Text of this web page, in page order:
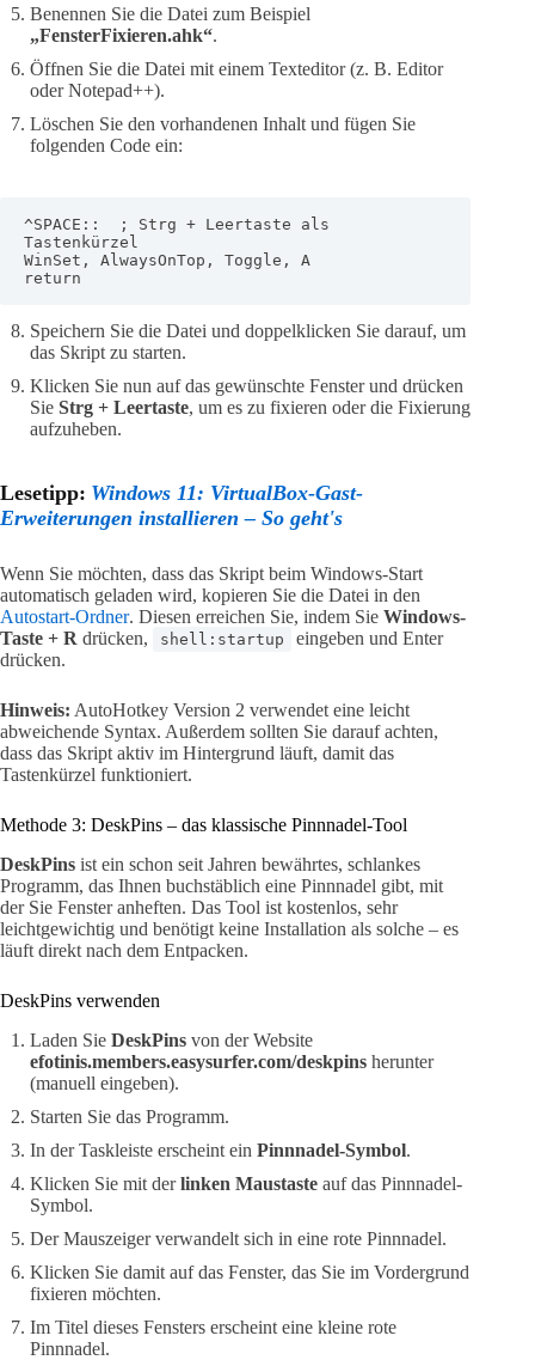
Benennen Sie die Datei zum Beispiel
„FensterFixieren.ahk“.
Öffnen Sie die Datei mit einem Texteditor (z. B. Editor
oder Notepad++).
Löschen Sie den vorhandenen Inhalt und fügen Sie
folgenden Code ein:
^SPACE::  ; Strg + Leertaste als
Tastenkürzel
WinSet, AlwaysOnTop, Toggle, A
return
Speichern Sie die Datei und doppelklicken Sie darauf, um
das Skript zu starten.
Klicken Sie nun auf das gewünschte Fenster und drücken
Sie Strg + Leertaste, um es zu fixieren oder die Fixierung
aufzuheben.
Lesetipp: Windows 11: VirtualBox-Gast-
Erweiterungen installieren – So geht's
Wenn Sie möchten, dass das Skript beim Windows-Start
automatisch geladen wird, kopieren Sie die Datei in den
Autostart-Ordner. Diesen erreichen Sie, indem Sie Windows-
Taste + R drücken, shell:startup
eingeben und Enter
drücken.
Hinweis: AutoHotkey Version 2 verwendet eine leicht
abweichende Syntax. Außerdem sollten Sie darauf achten,
dass das Skript aktiv im Hintergrund läuft, damit das
Tastenkürzel funktioniert.
Methode 3: DeskPins – das klassische Pinnnadel-Tool
DeskPins ist ein schon seit Jahren bewährtes, schlankes
Programm, das Ihnen buchstäblich eine Pinnnadel gibt, mit
der Sie Fenster anheften. Das Tool ist kostenlos, sehr
leichtgewichtig und benötigt keine Installation als solche – es
läuft direkt nach dem Entpacken.
DeskPins verwenden
Laden Sie DeskPins von der Website
efotinis.members.easysurfer.com/deskpins herunter
(manuell eingeben).
Starten Sie das Programm.
In der Taskleiste erscheint ein Pinnnadel-Symbol.
Klicken Sie mit derlinken Maustaste auf das Pinnnadel-
Symbol.
Der Mauszeiger verwandelt sich in eine rote Pinnnadel.
Klicken Sie damit auf das Fenster, das Sie im Vordergrund
fixieren möchten.
Im Titel dieses Fensters erscheint eine kleine rote
Pinnnadel.